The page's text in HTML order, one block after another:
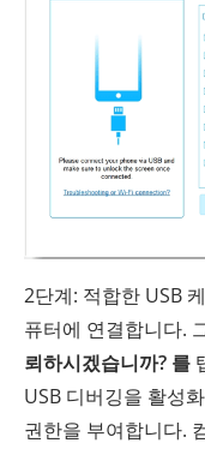
2단계: 적합한 USB
퓨터에 연결합니다.
뢰하시겠습니까? 를
USB 디버깅을 활성
권한을 부여합니다.